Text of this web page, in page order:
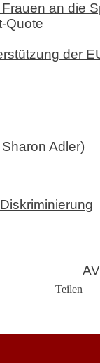
an die
Quote
der
Adler)
Teilen